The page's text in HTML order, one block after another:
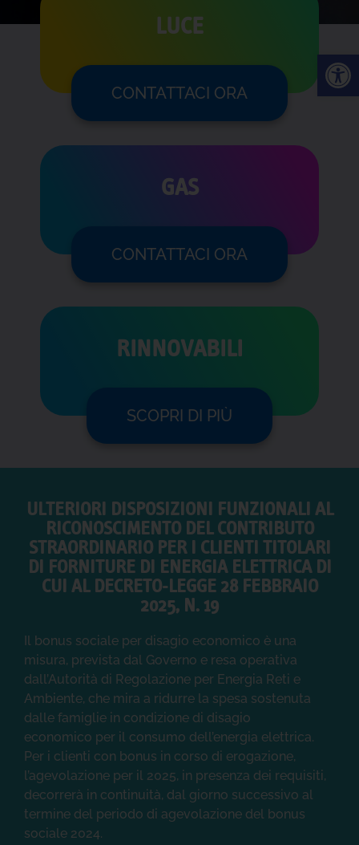
RICONOSCIMENTO DEL CONTRIBUTO
STRAORDINARIO PER I CLIENTI TITOLARI
DI FORNITURE DI ENERGIA ELETTRICA DI
CUI AL DECRETO-LEGGE 28 FEBBRAIO
2025, N. 19
misura, prevista dal Governo e resa operativa
dall’Autorità di Regolazione per Energia Reti e
Ambiente, che mira a ridurre la spesa sostenuta
dalle famiglie in condizione di disagio
economico per il consumo dell’energia elettrica.
Per i clienti con bonus in corso di erogazione,
l’agevolazione per il 2025, in presenza dei requisiti,
decorrerà in continuità, dal giorno successivo al
termine del periodo di agevolazione del bonus
sociale 2024.
In caso di disattivazione o voltura della fornitura